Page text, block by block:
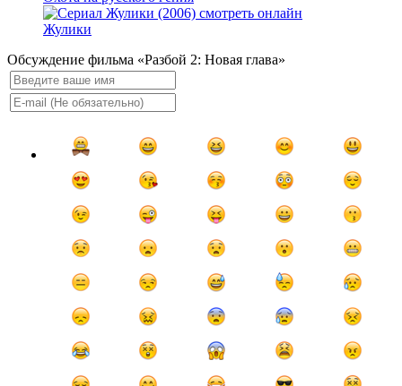
Жулики
Обсуждение фильма «Разбой 2: Новая глава»